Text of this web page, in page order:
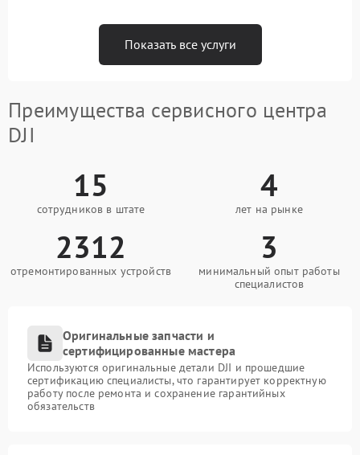
Показать все услуги
Преимущества сервисного центра
DJI
15
сотрудников в штате
4
лет на рынке
2312
отремонтированных устройств
3
минимальный опыт работы
специалистов
Оригинальные запчасти и
сертифицированные мастера
Используются оригинальные детали DJI и прошедшие
сертификацию специалисты, что гарантирует корректную
работу после ремонта и сохранение гарантийных
обязательств